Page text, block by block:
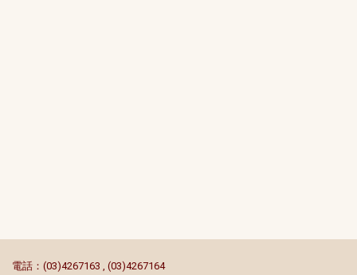
電話：(03)4267163 , (03)4267164